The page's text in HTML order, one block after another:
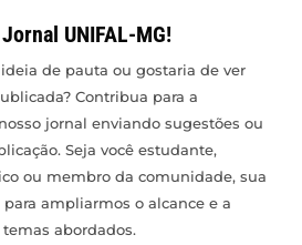
UNIFAL-MG!
de pauta ou gostaria de ver
Contribua para a
jornal enviando sugestões ou
Seja você estudante,
ou membro da comunidade, sua
para ampliarmos o alcance e a
abordados.